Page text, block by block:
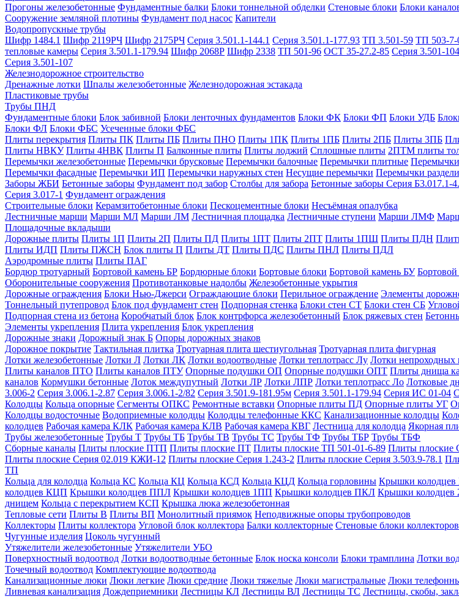
Прогоны железобетонные Фундаментные балки Блоки тоннельной обделки Стеновые блоки Блоки
Сооружение земляной плотины Фундамент под насос Капители
Водопропускные трубы
Шифр 1484.1 Шифр 2119РЧ Шифр 2175РЧ Серия 3.501.1-144.1 Серия 3.501.1-177.93 ТП 3.501-59 ТП 503-7-
тепловые камеры Серия 3.501.1-179.94 Шифр 2068Р Шифр 2338 ТП 501-96 ОСТ 35-27.2-85 Серия 3.501-104
Серия 3.501-107
Железнодорожное строительство
Дренажные лотки Шпалы железобетонные Железнодорожная эстакада
Пластиковые трубы
Трубы ПНД
Фундаментные блоки Блок забивной Блоки ленточных фундаментов Блоки ФК Блоки ФП Блоки УДБ
Блоки ФЛ Блоки ФБС Усеченные блоки ФБС
Плиты перекрытия Плиты ПК Плиты ПБ Плиты ПНО Плиты 1ПК Плиты 1ПБ Плиты 2ПБ Плиты 3ПБ
Плиты НВКУ Плиты 4НВК Плиты П Балконные плиты Плиты лоджий Сплошные плиты 2ПТМ плиты
Перемычки железобетонные Перемычки брусковые Перемычки балочные Перемычки плитные
Перемычки фасадные Перемычки ИП Перемычки наружных стен Несущие перемычки Перемычки
Заборы ЖБИ Бетонные заборы Фундамент под забор Столбы для забора Бетонные заборы Серия Б3.017.1-
Серия 3.017-1 Фундамент ограждения
Строительные блоки Керамзитобетонные блоки Пескоцементные блоки Несъёмная опалубка
Лестничные марши Марши МЛ Марши ЛМ Лестничная площадка Лестничные ступени Марши ЛМФ
Площадочные вкладыши
Дорожные плиты Плиты 1П Плиты 2П Плиты ПД Плиты 1ПТ Плиты 2ПТ Плиты 1ПШ Плиты ПДН
Плиты ИДП Плиты ПЖСН Блок плиты П Плиты ДТ Плиты ПДС Плиты ПНЛ Плиты ПДЛ
Аэродромные плиты Плиты ПАГ
Бордюр тротуарный Бортовой камень БР Бордюрные блоки Бортовые блоки Бортовой камень БУ
Оборонительные сооружения Противотанковые надолбы Железобетонные укрытия
Дорожные ограждения Блоки Нью-Джерси Ограждающие блоки Перильное ограждение Элементы
Тоннельный путепровод Блок под фундамент стен Подпорная стенка Блоки стен СТ Блоки стен СБ
Подпорная стена из бетона Коробчатый блок Блок контрфорса железобетонный Блок ряжевых стен
Элементы укрепления Плита укрепления Блок укрепления
Дорожные знаки Дорожный знак Б Опоры дорожных знаков
Дорожное покрытие Тактильная плитка Тротуарная плита шестиугольная Тротуарная плита фигурная
Лотки железобетонные Лотки Л Лотки ЛК Лотки водоотводные Лотки теплотрасс Лу Лотки непроходных
Плиты каналов ПТО Плиты каналов ПТУ Опорные подушки ОП Опорные подушки ОПТ Плиты днища
каналов Кормушки бетонные Лоток междупутный Лотки ЛР Лотки ЛПР Лотки теплотрасс Ло Лотковые
3.006-2 Серия 3.006.1-2.87 Серия 3.006.1-2/82 Серия 3.501.9-181.95м Серия 3.501.1-179.94 Серия ИС 01-04
Колодцы Кольца опорные Сегменты ОПКС Ремонтные вставки Опорные плиты ПД Опорные плиты УГ
Колодцы водосточные Водоприемные колодцы Колодцы телефонные ККС Канализационные колодцы
колодцев Рабочая камера КЛК Рабочая камера КЛВ Рабочая камера КВГ Лестница для колодца Якорная
Трубы железобетонные Трубы Т Трубы ТБ Трубы ТВ Трубы ТС Трубы ТФ Трубы ТБР Трубы ТБФ
Сборные каналы Плиты плоские ПТП Плиты плоские ПТ Плиты плоские ТП 501-01-6-89 Плиты плоские
Плиты плоские Серия 02.019 КЖИ-12 Плиты плоские Серия 1.243-2 Плиты плоские Серия 3.503.9-78.1
ТП
Кольца для колодца Кольца КС Кольца КЦ Кольца КСД Кольца КЦД Кольца горловины Крышки
колодцев КЦП Крышки колодцев ППЛ Крышки колодцев 1ПП Крышки колодцев ПКЛ Крышки колодцев
днищем Кольца с перекрытием КСП Крышка люка железобетонная
Тепловые сети Плиты В Плиты ВП Монолитный приямок Неподвижные опоры трубопроводов
Коллекторы Плиты коллектора Угловой блок коллектора Балки коллекторные Стеновые блоки коллекторов
Чугунные изделия Цоколь чугунный
Утяжелители железобетонные Утяжелители УБО
Поверхностный водоотвод Лотки водоотводные бетонные Блок носка консоли Блоки трамплина Лотки
Точечный водоотвод Комплектующие водоотвода
Канализационные люки Люки легкие Люки средние Люки тяжелые Люки магистральные Люки
Ливневая канализация Дождеприемники Лестницы КЛ Лестницы ВЛ Лестницы ТС Лестницы, скобы,